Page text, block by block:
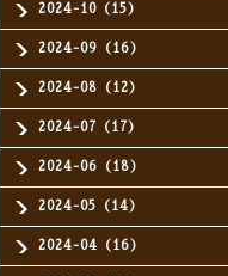
2024-10（15）
2024-09（16）
2024-08（12）
2024-07（17）
2024-06（18）
2024-05（14）
2024-04（16）